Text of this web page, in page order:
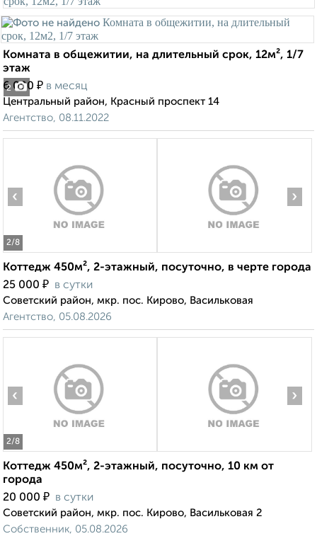
2
Комната в общежитии, на длительный срок, 12м², 1/7
этаж
6 000 ₽ в месяц
Центральный район, Красный проспект 14
Агентство, 08.11.2022
2/8
‹ ›
Коттедж 450м², 2-этажный, посуточно, в черте города
25 000 ₽ в сутки
Советский район, мкр. пос. Кирово, Васильковая
Агентство, 05.08.2026
2/8
‹ ›
Коттедж 450м², 2-этажный, посуточно, 10 км от
города
20 000 ₽ в сутки
Советский район, мкр. пос. Кирово, Васильковая 2
Собственник, 05.08.2026